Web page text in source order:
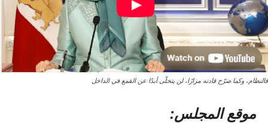
فالنظام، وكما صرّح قادته مرارًا، لن يتخلّى أبدًا عن القمع في الداخل
موقع المجلس: